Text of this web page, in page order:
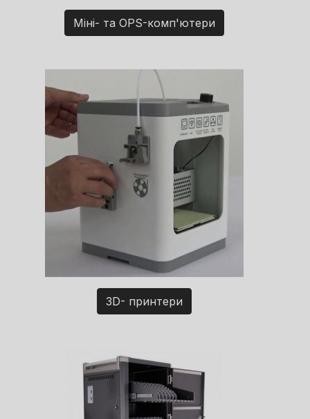
Міні- та OPS-комп'ютери
3D- принтери